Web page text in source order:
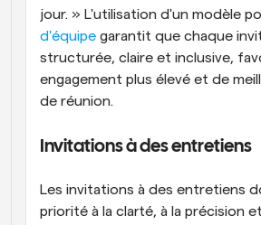
jour. » L'utilisation d'un modèle
d'équipe garantit que chaque
structurée, claire et inclusive,
engagement plus élevé et de
de réunion.
Invitations à des entretiens
Les invitations à des entretiens
priorité à la clarté, à la précision